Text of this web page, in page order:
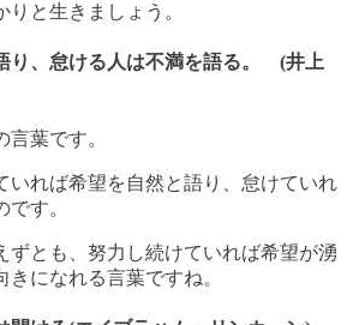
りと生きましょう。
り、怠ける人は不満を語る。 (井上
葉です。
いれば希望を自然と語り、怠けていれ
す。
ずとも、努力し続けていれば希望が湧
きになれる言葉ですね。